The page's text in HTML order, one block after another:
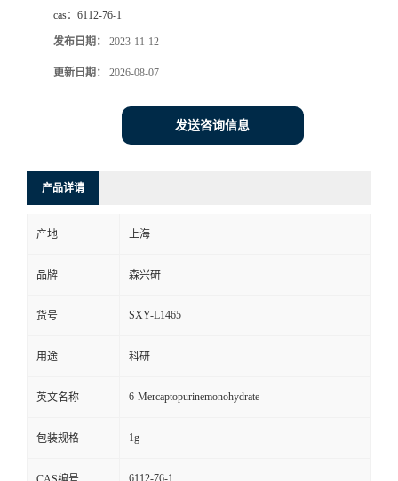
cas： 6112-76-1
发布日期： 2023-11-12
更新日期： 2026-08-07
发送咨询信息
产品详请
产地 上海
品牌 森兴研
货号 SXY-L1465
用途 科研
英文名称 6-Mercaptopurinemonohydrate
包装规格 1g
6112-76-1